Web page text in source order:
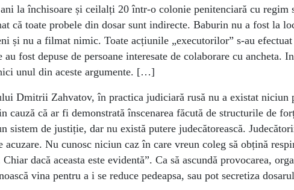
la închisoare și ceilalți 20 într-o colonie penitenciară cu
că toate probele din dosar sunt indirecte. Baburin nu a fost la
și nu a filmat nimic. Toate acțiunile „executorilor” s-au efectuat
fost depuse de persoane interesate de colaborare cu ancheta.
unul din aceste argumente. […]
Dmitrii Zahvatov, în practica judiciară rusă nu a existat niciun
cauză că ar fi demonstrată înscenarea făcută de structurile de
sistem de justiție, dar nu există putere judecătorească.
acuzare. Nu cunosc niciun caz în care vreun coleg să obțină
dacă aceasta este evidentă”. Ca să ascundă provocarea,
vina pentru a i se reduce pedeapsa, sau pot secretiza